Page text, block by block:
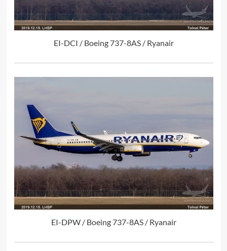
EI-DCI / Boeing 737-8AS / Ryanair
EI-DPW / Boeing 737-8AS / Ryanair